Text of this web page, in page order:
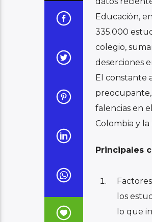
datos
Educación,
335.000
colegio,
deserciones
El constante
falencias en
Colombia y
Principales
los
lo que